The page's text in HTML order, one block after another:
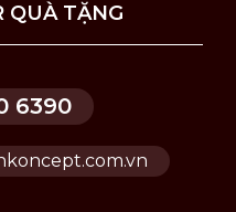
QUÀ TẶNG
6390